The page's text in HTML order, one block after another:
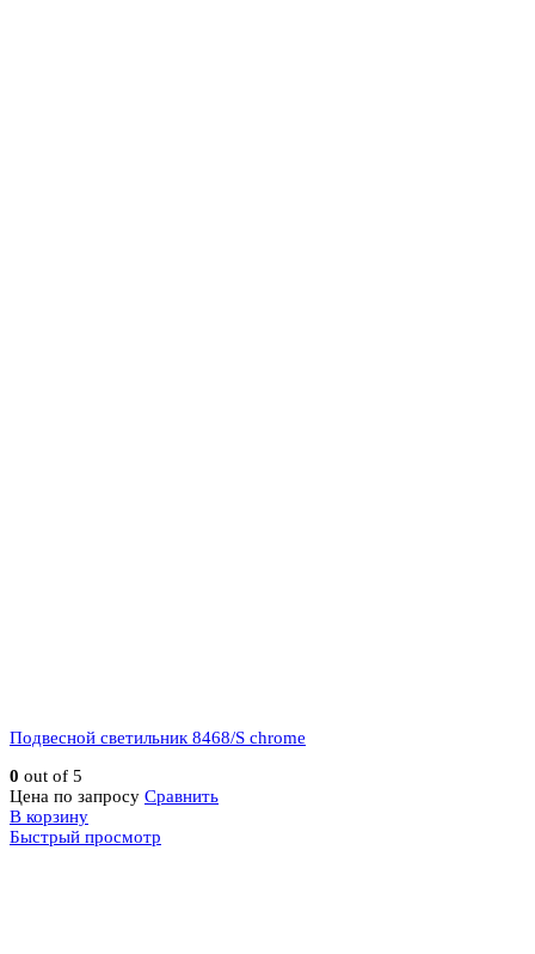
Подвесной светильник 8468/S chrome
0 out of 5
Цена по запросу Сравнить
В корзину
Быстрый просмотр